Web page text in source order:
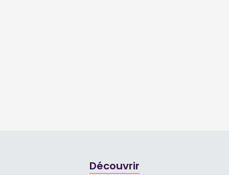
Découvrir